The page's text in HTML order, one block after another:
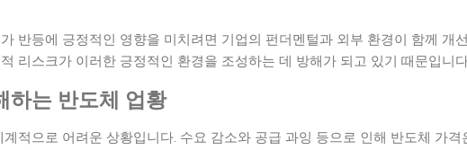
반등에 긍정적인 영향을 미치려면 기업의 펀더멘털과 외부 환경이 함께 개
리스크가 이러한 긍정적인 환경을 조성하는 데 방해가 되고 있기 때문입니
하는 반도체 업황
적으로 어려운 상황입니다. 수요 감소와 공급 과잉 등으로 인해 반도체 가